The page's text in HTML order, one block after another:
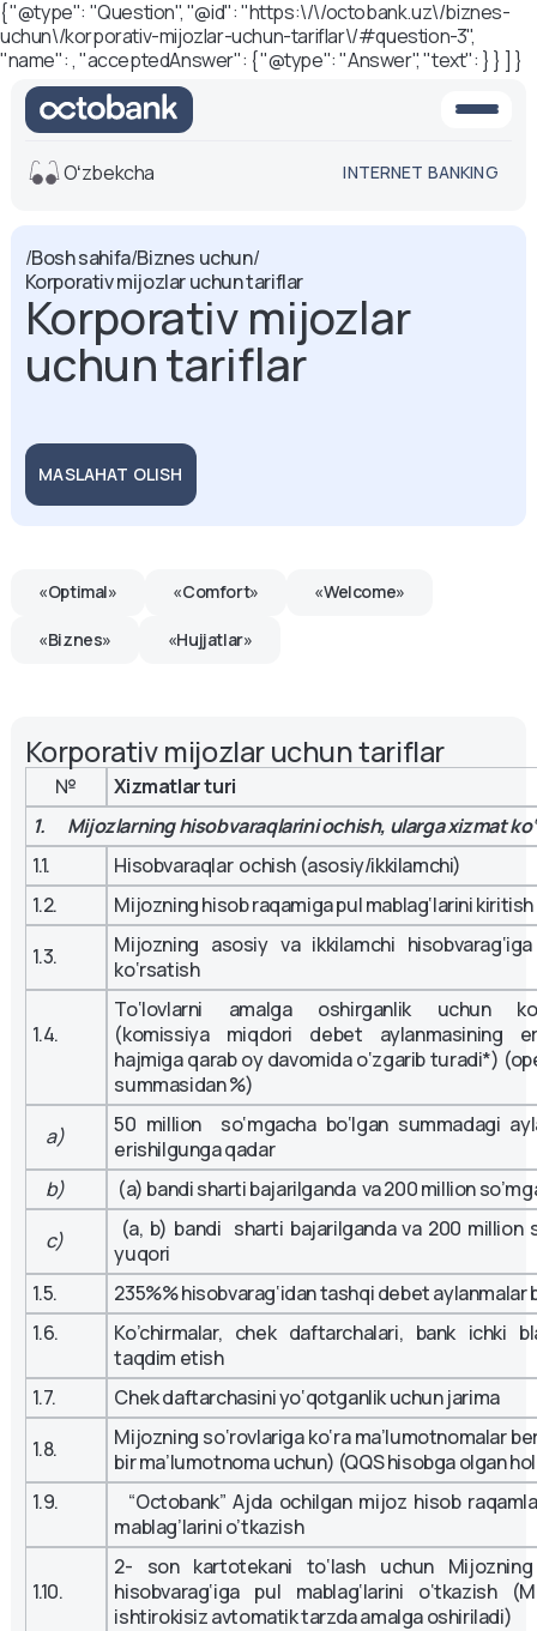
{ "@type": "Question", "@id": "https:\/\/octobank.uz\/biznes-
uchun\/korporativ-mijozlar-uchun-tariflar\/#question-3",
"name": , "acceptedAnswer": { "@type": "Answer", "text": } } ] }
Ko'rinish
O'rta
versiya
Oq-qora
versiya
Ovoz
Matn o'lchami
Aa +
Oʻzbekcha INTERNET BANKING
/Bosh sahifa/Biznes uchun/
Korporativ mijozlar uchun tariflar
Korporativ mijozlar
uchun tariflar
MASLAHAT OLISH
«Optimal» «Comfort» «Welcome»
«Biznes» «Hujjatlar»
Korporativ mijozlar uchun tariflar
№
Xizmatlar turi
1. Mijozlarning hisobvaraqlarini ochish, ularga xizmat
1.1.
Hisobvaraqlar ochish (asosiy/ikkilamchi)
1.2.
Mijozning hisob raqamiga pul mablag‘larini kiritish
1.3.
Mijozning asosiy va ikkilamchi
ko‘rsatish
1.4.
To‘lovlarni amalga oshirganlik uchun
(komissiya miqdori debet aylanmasining
hajmiga qarab oy davomida o‘zgarib turadi*)
summasidan %)
a)
50 million so‘mgacha bo‘lgan summadagi
erishilgunga qadar
b)
(а) bandi sharti bajarilganda va 200 million
c)
(а, b) bandi sharti bajarilganda va 200 million
yuqori
1.5.
235%% hisobvarag‘idan tashqi debet aylanmalar
1.6.
Ko’chirmalar, chek daftarchalari, bank ichki
taqdim etish
1.7.
Chek daftarchasini yo‘qotganlik uchun jarima
1.8.
Mijozning so‘rovlariga ko‘ra ma’lumotnomalar
bir ma’lumotnoma uchun) (QQS hisobga olgan
1.9.
“Octobank” Ajda ochilgan mijoz hisob
mablag’larini o’tkazish
1.10.
2- son kartotekani to‘lash uchun
hisobvarag‘iga pul mablag‘larini o‘tkazish
ishtirokisiz avtomatik tarzda amalga oshiriladi)